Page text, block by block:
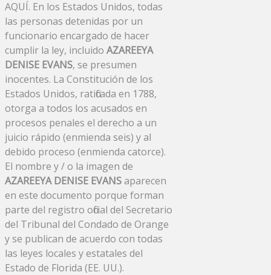
AQUÍ. En los Estados Unidos, todas
las personas detenidas por un
funcionario encargado de hacer
cumplir la ley, incluido AZAREEYA
DENISE EVANS, se presumen
inocentes. La Constitución de los
Estados Unidos, ratificada en 1788,
otorga a todos los acusados ​​en
procesos penales el derecho a un
juicio rápido (enmienda seis) y al
debido proceso (enmienda catorce).
El nombre y / o la imagen de
AZAREEYA DENISE EVANSaparecen
en este documento porque forman
parte del registro oficial del Secretario
del Tribunal del Condado de Orange
y se publican de acuerdo con todas
las leyes locales y estatales del
Estado de Florida (EE. UU.).